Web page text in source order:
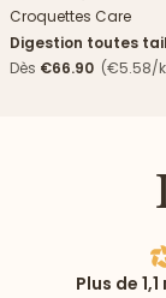
Croquettes Care
Digestion toutes
Dès €66.90 (€5.58/
Plus de